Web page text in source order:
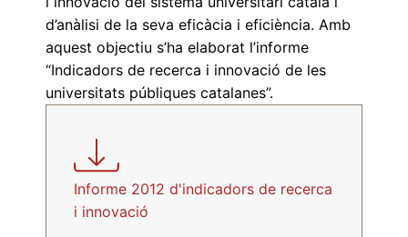
d’anàlisi de la seva eficàcia i eficiència. Amb
aquest objectiu s’ha elaborat l’informe
“Indicadors de recerca i innovació de les
universitats públiques catalanes”.
Informe 2012 d'indicadors de recerca
i innovació